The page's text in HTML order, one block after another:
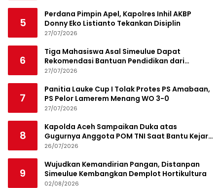
5
Perdana Pimpin Apel, Kapolres Inhil AKBP
Donny Eko Listianto Tekankan Disiplin
27/07/2026
6
Tiga Mahasiswa Asal Simeulue Dapat
Rekomendasi Bantuan Pendidikan dari
Jamaluddin Idham
27/07/2026
7
Panitia Lauke Cup I Tolak Protes PS Amabaan,
PS Pelor Lamerem Menang WO 3-0
27/07/2026
8
Kapolda Aceh Sampaikan Duka atas
Gugurnya Anggota POM TNI Saat Bantu Kejar
Bandar Narkoba
26/07/2026
9
Wujudkan Kemandirian Pangan, Distanpan
Simeulue Kembangkan Demplot Hortikultura
02/08/2026